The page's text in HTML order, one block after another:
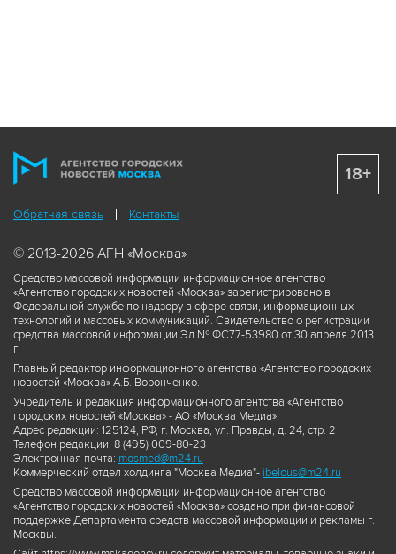
Обратная связь Контакты
© 2013-2026 АГН «Москва»
Средство массовой информации информационное агентство
«Агентство городских новостей «Москва» зарегистрировано в
Федеральной службе по надзору в сфере связи, информационных
технологий и массовых коммуникаций. Свидетельство о регистрации
средства массовой информации Эл № ФС77-53980 от 30 апреля 2013
г.
Главный редактор информационного агентства «Агентство городских
новостей «Москва» А.Б. Воронченко.
Учредитель и редакция информационного агентства «Агентство
городских новостей «Москва» - АО «Москва Медиа».
Адрес редакции: 125124, РФ, г. Москва, ул. Правды, д. 24, стр. 2
Телефон редакции: 8 (495) 009-80-23
Электронная почта: mosmed@m24.ru
Коммерческий отдел холдинга "Москва Медиа"- ibelous@m24.ru
Средство массовой информации информационное агентство
«Агентство городских новостей «Москва» создано при финансовой
поддержке Департамента средств массовой информации и рекламы г.
Москвы.
18+